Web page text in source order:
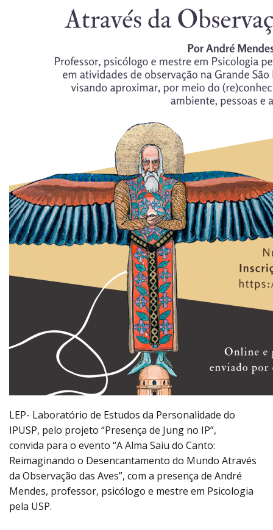
LEP- Laboratório de Estudos da Personalidade do
IPUSP, pelo projeto “Presença de Jung no IP”,
convida para o evento “A Alma Saiu do Canto:
Reimaginando o Desencantamento do Mundo Através
da Observação das Aves”, com a presença de André
Mendes, professor, psicólogo e mestre em Psicologia
pela USP.